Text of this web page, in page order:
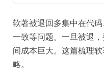
软著被退回多集中在代
一致等问题。一旦被退
间成本巨大。这篇梳理
略。